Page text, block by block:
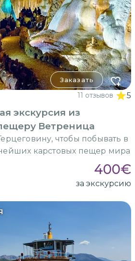
Заказать
11 отзывов 5
экскурсия из
Ветреница
чтобы побывать в
карстовых пещер мира
400€
за экскурсию